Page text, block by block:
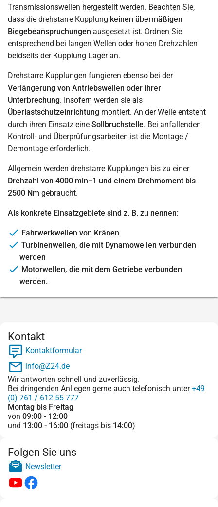
Transmissionswellen hergestellt werden. Beachten Sie,
dass die drehstarre Kupplung keinen übermäßigen
Biegebeanspruchungen ausgesetzt ist. Ordnen Sie
entsprechend bei langen Wellen oder hohen Drehzahlen
beidseits der Kupplung Lager an.
Drehstarre Kupplungen fungieren ebenso bei der
Verlängerung von Antriebswellen oder ihrer
Unterbrechung. Insofern werden sie als
Überlastschutzeinrichtung montiert. An der Welle entsteht
durch ihren Einsatz eine Sollbruchstelle. Bei anfallenden
Kontroll- und Überprüfungsarbeiten ist die Montage /
Demontage erforderlich.
Allgemein werden drehstarre Kupplungen bis zu einer
Drehzahl von 4000 min−1 und einem Drehmoment bis
2500 Nm gebraucht.
Als konkrete Einsatzgebiete sind z. B. zu nennen:
Fahrwerkwellen von Kränen
Turbinenwellen, die mit Dynamowellen verbunden
werden
Motorwellen, die mit dem Getriebe verbunden
werden.
Kontakt
Kontaktformular
info@Z24.de
Wir antworten schnell und zuverlässig.
Bei dringenden Anliegen gerne auch telefonisch unter+49
(0) 761 / 612 55 777
Montag bis Freitag
von 09:00 - 12:00
und 13:00 - 16:00 (freitags bis 14:00)
Folgen Sie uns
Newsletter